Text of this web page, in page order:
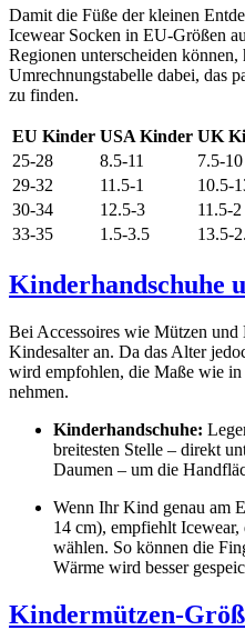
Damit die Füße der kleinen
Icewear Socken in EU-Größen
Regionen unterscheiden
Umrechnungstabelle dabei, das
zu finden.
EU Kinder USA Kinder UK
25-28
8.5-11
7.5-10
29-32
11.5-1
10.5-
30-34
12.5-3
11.5-2
33-35
1.5-3.5 13.5-
Kinderhandschuhe
Bei Accessoires wie Mützen und
Kindesalter an. Da das Alter
wird empfohlen, die Maße wie in
nehmen.
Kinderhandschuhe:
breitesten Stelle – direkt
Daumen – um die
Wenn Ihr Kind genau am
14 cm), empfiehlt
wählen. So können die
Wärme wird besser
Kindermützen-